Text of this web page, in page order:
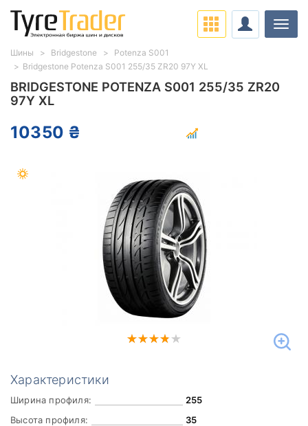
BRIDGESTONE POTENZA S001 255/35 ZR20
97Y XL
10350 ₴
Характеристики
Ширина профиля:
255
Высота профиля:
35
Шины Bridgestone
Potenza S001
Bridgestone Potenza S001 255/35 ZR20 97Y XL